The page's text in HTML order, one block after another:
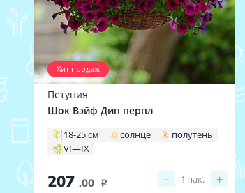
Хит продаж
Петуния
Шок Вэйф Дип перпл
18-25 см солнце
полутень
VI—IX
207 .00 i − +
1 пак.